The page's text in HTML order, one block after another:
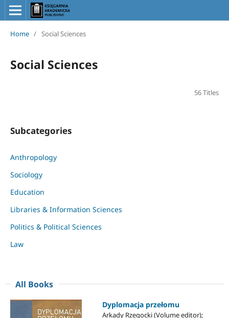
Home / Social Sciences
Social Sciences
56 Titles
Subcategories
Anthropology
Sociology
Education
Libraries & Information Sciences
Politics & Political Sciences
Law
All Books
Dyplomacja przełomu
Arkady Rzegocki (Volume editor);